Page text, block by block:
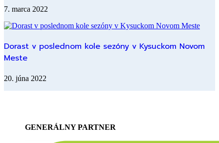
7. marca 2022
Dorast v poslednom kole sezóny v Kysuckom Novom
Meste
20. júna 2022
GENERÁLNY PARTNER